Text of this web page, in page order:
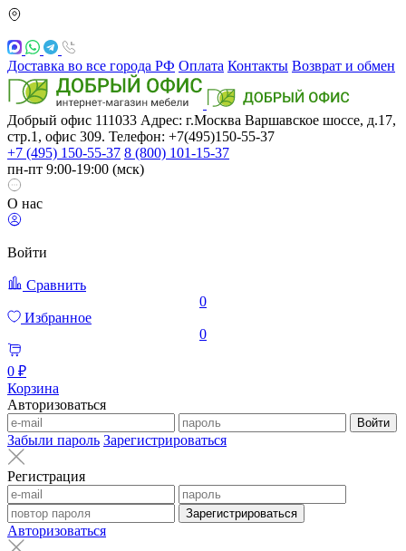
Доставка во все города РФ Оплата Контакты Возврат и обмен
Добрый офис 111033 Адрес: г.Москва Варшавское шоссе, д.17,
стр.1, офис 309. Телефон: +7(495)150-55-37
+7 (495) 150-55-37 8 (800) 101-15-37
пн-пт 9:00-19:00 (мск)
О нас
Войти
Сравнить
0
Избранное
0
0 ₽
Корзина
Авторизоваться
Войти
Забыли пароль Зарегистрироваться
Регистрация
Зарегистрироваться
Авторизоваться